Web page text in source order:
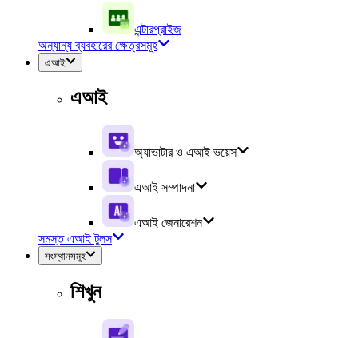
এন্টারপ্রাইজ
অন্যান্য ব্যবহারের ক্ষেত্রসমূহ
এআই
এআই
অ্যাভাটার ও এআই ভয়েস
এআই সম্পাদনা
এআই জেনারেশন
সমস্ত এআই টুলস
সংস্থানসমূহ
শিখুন